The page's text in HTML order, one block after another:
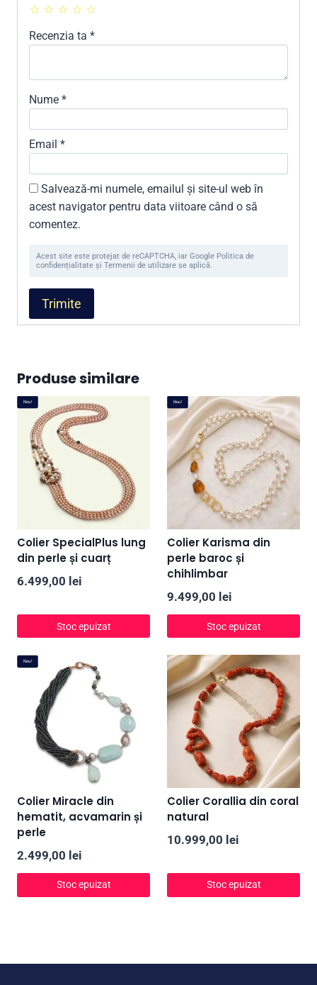
Recenzia ta *
Nume *
Email *
Salvează-mi numele, emailul și site-ul web în
acest navigator pentru data viitoare când o să
comentez.
Acest site este protejat de reCAPTCHA, iar Google Politica de
confidențialitate și Termenii de utilizare se aplică.
Produse similare
Nou!
Colier SpecialPlus lung
din perle și cuarț
6.499,00 lei
Stoc epuizat
Nou!
Colier Karisma din
perle baroc și
chihlimbar
9.499,00 lei
Stoc epuizat
Nou!
Colier Miracle din
hematit, acvamarin și
perle
2.499,00 lei
Stoc epuizat
Colier Corallia din coral
natural
10.999,00 lei
Stoc epuizat